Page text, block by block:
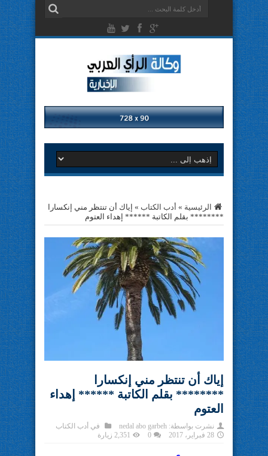
الرئيسية » أدب الكتاب » إياك أن تنتظر مني إنكسارا
******** بقلم الكاتبة ****** إهداء العتوم
إياك أن تنتظر مني إنكسارا
******** بقلم الكاتبة ****** إهداء
العتوم
نشرت بواسطة: nedal abo garbeh في أدب الكتاب
28 فبراير، 2017
0 2,351 زيارة